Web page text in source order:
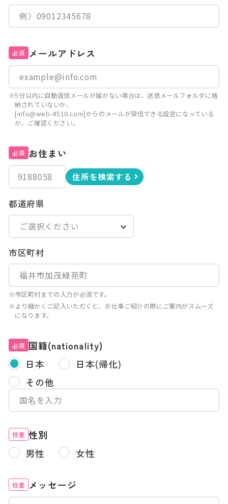
必須 メールアドレス
※5分以内に自動返信メールが届かない場合は、迷惑メールフォルダに格
納されていないか、
[info@web-4510.com]からのメールが受信できる設定になっている
か、ご確認ください。
必須 お住まい
住所を検索する
都道府県
市区町村
※市区町村までの入力が必須です。
※より細かくご記入いただくと、お仕事ご紹介の際にご案内がスムーズ
になります。
必須 国籍(nationality)
日本
日本(帰化)
その他
任意 性別
男性
女性
任意 メッセージ